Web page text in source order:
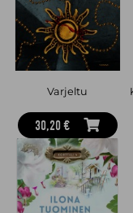
Varjeltu
30,20 €